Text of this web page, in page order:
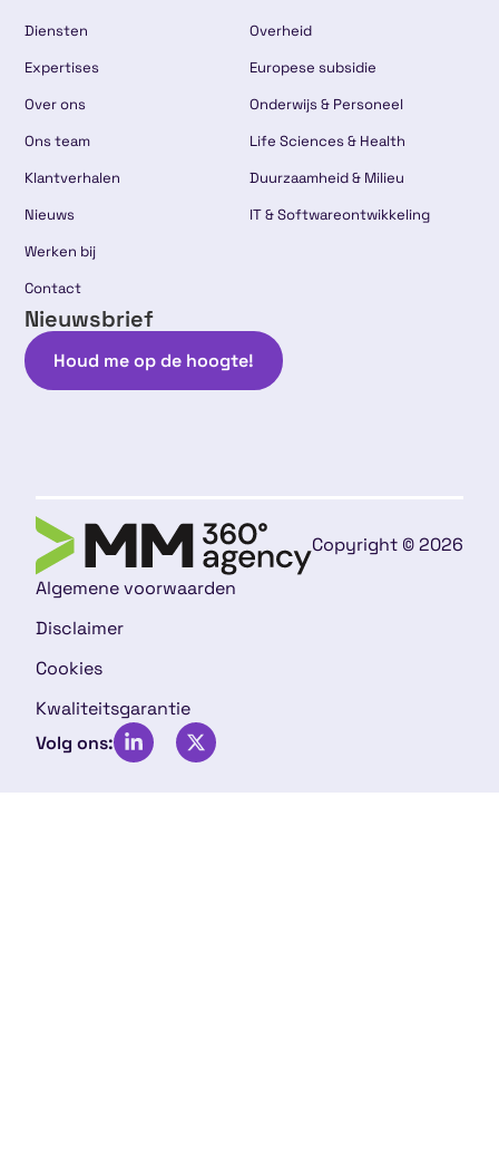
Diensten
Expertises
Over ons
Ons team
Klantverhalen
Nieuws
Werken bij
Contact
Overheid
Europese subsidie
Onderwijs & Personeel
Life Sciences & Health
Duurzaamheid & Milieu
IT & Softwareontwikkeling
Nieuwsbrief
Houd me op de hoogte!
Copyright © 2026
Algemene voorwaarden
Disclaimer
Cookies
Kwaliteitsgarantie
Volg ons: